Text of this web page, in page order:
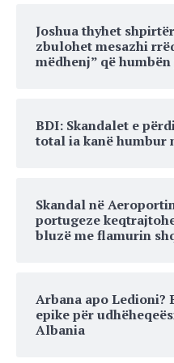
Joshua thyhet
zbulohet mesazhi
mëdhenj” që
BDI: Skandalet e
total ia kanë humbur
Skandal në
portugeze
bluzë me flamurin
Arbana apo Ledioni?
epike për
Albania